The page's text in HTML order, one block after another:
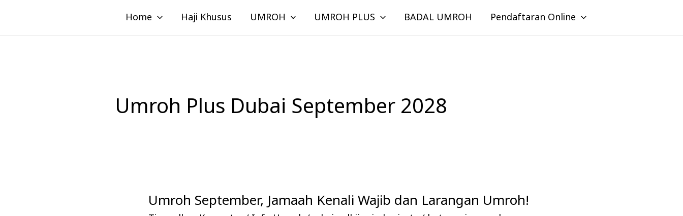
konten
Home Haji Khusus UMROH UMROH PLUS BADAL UMROH Pendaftaran Online
Umroh Plus Dubai September 2028
Umroh September, Jamaah Kenali Wajib dan Larangan Umroh!
Umroh